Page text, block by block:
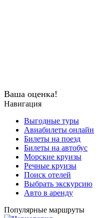
Ваша оценка!
Навигация
Выгодные туры
Авиабилеты онлайн
Билеты на поезд
Билеты на автобус
Морские круизы
Речные круизы
Поиск отелей
Выбрать экскурсию
Авто в аренду
Популярные маршруты